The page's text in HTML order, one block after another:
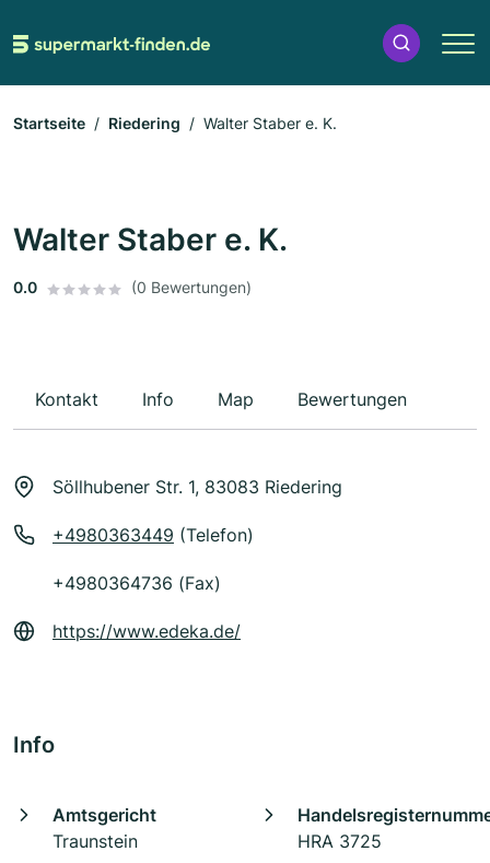
Startseite Riedering Walter Staber e. K.
Walter Staber e. K.
0.0 (0 Bewertungen)
Kontakt Info Map Bewertungen
Söllhubener Str. 1, 83083 Riedering
+4980363449 (Telefon)
+4980364736 (Fax)
https://www.edeka.de/
Info
Amtsgericht
Traunstein
HRA 3725